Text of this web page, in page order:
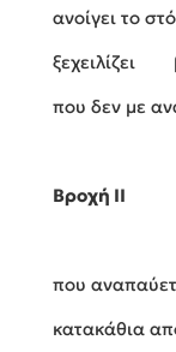
ανοίγει το
ξεχειλίζει
που δεν με
Βροχή ΙΙ
που
κατακάθια